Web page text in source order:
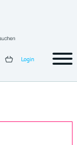
Login